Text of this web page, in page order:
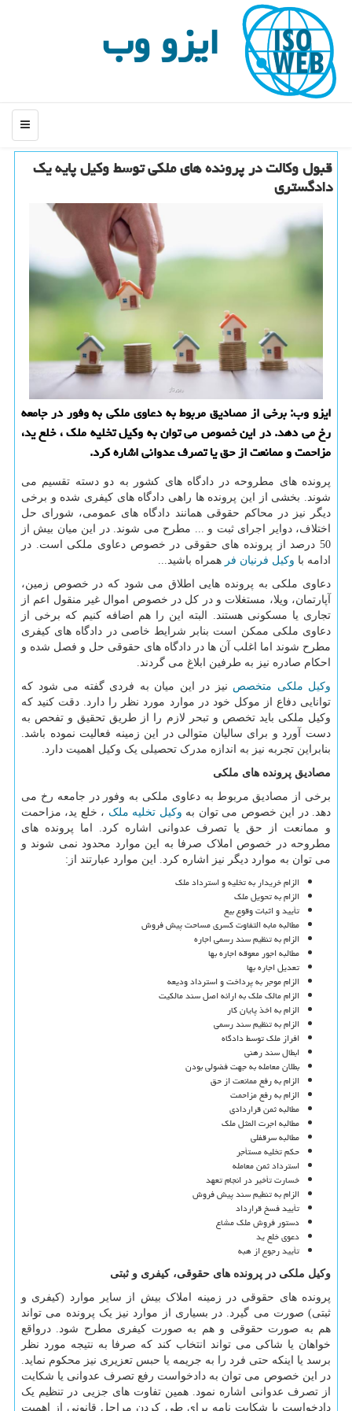
ایزو وب
منو
قبول وکالت در پرونده های ملکی توسط وکیل پایه یک
دادگستری
ایزو وب: برخی از مصادیق مربوط به دعاوی ملکی به وفور در جامعه
رخ می دهد. در این خصوص می توان به وکیل تخلیه ملک ، خلع ید،
مزاحمت و ممانعت از حق یا تصرف عدوانی اشاره کرد.
پرونده های مطروحه در دادگاه های کشور به دو دسته تقسیم می
شوند. بخشی از این پرونده ها راهی دادگاه های کیفری شده و برخی
دیگر نیز در محاکم حقوقی همانند دادگاه های عمومی، شورای حل
اختلاف، دوایر اجرای ثبت و ... مطرح می شوند. در این میان بیش از
50 درصد از پرونده های حقوقی در خصوص دعاوی ملکی است. در
ادامه با وکیل فرنیان فر همراه باشید...
دعاوی ملکی به پرونده هایی اطلاق می شود که در خصوص زمین،
آپارتمان، ویلا، مستغلات و در کل در خصوص اموال غیر منقول اعم از
تجاری یا مسکونی هستند. البته این را هم اضافه کنیم که برخی از
دعاوی ملکی ممکن است بنابر شرایط خاصی در دادگاه های کیفری
مطرح شوند اما اغلب آن ها در دادگاه های حقوقی حل و فصل شده و
احکام صادره نیز به طرفین ابلاغ می گردند.
وکیل ملکی متخصص نیز در این میان به فردی گفته می شود که
توانایی دفاع از موکل خود در موارد مورد نظر را دارد. دقت کنید که
وکیل ملکی باید تخصص و تبحر لازم را از طریق تحقیق و تفحص به
دست آورد و برای سالیان متوالی در این زمینه فعالیت نموده باشد.
بنابراین تجربه نیز به اندازه مدرک تحصیلی یک وکیل اهمیت دارد.
مصادیق پرونده های ملکی
برخی از مصادیق مربوط به دعاوی ملکی به وفور در جامعه رخ می
دهد. در این خصوص می توان به وکیل تخلیه ملک ، خلع ید، مزاحمت
و ممانعت از حق یا تصرف عدوانی اشاره کرد. اما پرونده های
مطروحه در خصوص املاک صرفا به این موارد محدود نمی شوند و
می توان به موارد دیگر نیز اشاره کرد. این موارد عبارتند از:
الزام خریدار به تخلیه و استرداد ملک
الزام به تحویل ملک
تأیید و اثبات وقوع بیع
مطالبه مابه التفاوت کسری مساحت پیش فروش
الزام به تنظیم سند رسمی اجاره
مطالبه اجور معوقه اجاره بها
تعدیل اجاره بها
الزام موجر به پرداخت و استرداد ودیعه
الزام مالک ملک به ارائه اصل سند مالکیت
الزام به اخذ پایان کار
الزام به تنظیم سند رسمی
افراز ملک توسط دادگاه
ابطال سند رهنی
بطلان معامله به جهت فضولی بودن
الزام به رفع ممانعت از حق
الزام به رفع مزاحمت
مطالبه ثمن قراردادی
مطالبه اجرت المثل ملک
مطالبه سرقفلی
حکم تخلیه مستأجر
استرداد ثمن معامله
خسارت تأخیر در انجام تعهد
الزام به تنطیم سند پیش فروش
تأیید فسخ قرارداد
دستور فروش ملک مشاع
دعوی خلع ید
تأیید رجوع از هبه
وکیل ملکی در پرونده های حقوقی، کیفری و ثبتی
پرونده های حقوقی در زمینه املاک بیش از سایر موارد (کیفری و
ثبتی) صورت می گیرد. در بسیاری از موارد نیز یک پرونده می تواند
هم به صورت حقوقی و هم به صورت کیفری مطرح شود. درواقع
خواهان یا شاکی می تواند انتخاب کند که صرفا به نتیجه مورد نظر
برسد یا اینکه حتی فرد را به جریمه یا حبس تعزیری نیز محکوم نماید.
در این خصوص می توان به دادخواست رفع تصرف عدوانی یا شکایت
از تصرف عدوانی اشاره نمود. همین تفاوت های جزیی در تنظیم یک
دادخواست یا شکایت نامه برای طی کردن مراحل قانونی از اهمیت